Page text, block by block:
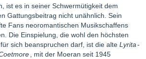
ist es in seiner Schwermütigkeit dem
Gattungsbeitrag nicht unähnlich. Sein
Fans neoromantischen Musikschaffens
Die Einspielung, die wohl den höchsten
sich beanspruchen darf, ist die alte Lyrita-
, mit der Moeran seit 1945